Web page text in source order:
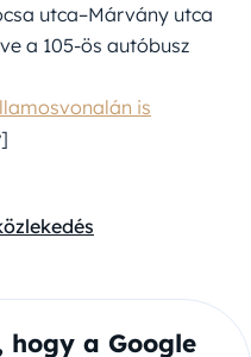
utca–Márvány utca
a 105-ös autóbusz
is
a Google